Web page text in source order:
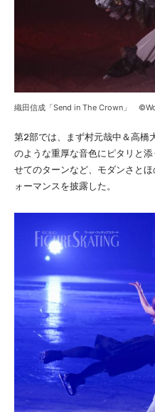
織田信成「Send in The Crown」
第2部では、まず村元哉中＆高橋
のような重厚な音色にピタリと
せてのターンなど、モダンさと
ォーマンスを披露した。